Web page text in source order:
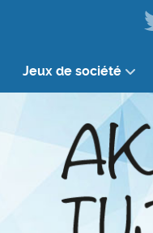
Jeux de société